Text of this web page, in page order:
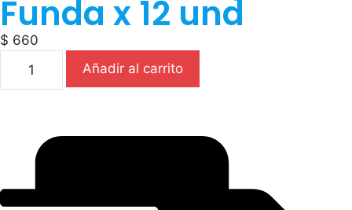
Funda x 12 und
$ 660
Añadir al carrito